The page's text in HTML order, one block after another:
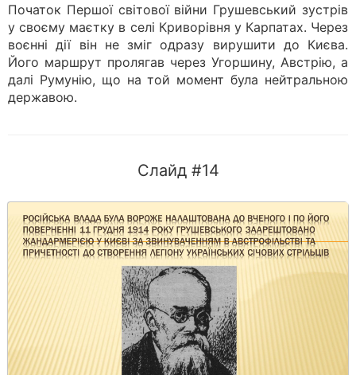
Початок Першої світової війни Грушевський зустрів
у своєму маєтку в селі Криворівня у Карпатах. Через
воєнні дії він не зміг одразу вирушити до Києва.
Його маршрут пролягав через Угоршину, Австрію, а
далі Румунію, що на той момент була нейтральною
державою.
Слайд #14